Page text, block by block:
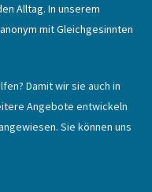
Alltag. In unserem
mit Gleichgesinnten
Damit wir sie auch in
Angebote entwickeln
Sie können uns